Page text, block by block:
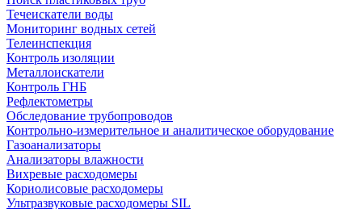
Течеискатели воды
Мониторинг водных сетей
Телеинспекция
Контроль изоляции
Металлоискатели
Контроль ГНБ
Рефлектометры
Обследование трубопроводов
Контрольно-измерительное и аналитическое оборудование
Газоанализаторы
Анализаторы влажности
Вихревые расходомеры
Кориолисовые расходомеры
Ультразвуковые расходомеры SIL